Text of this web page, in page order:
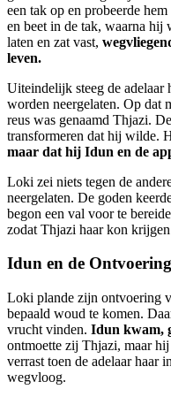
een tak op en probeerde
en beet in de tak, waarna
laten en zat vast,
leven.
Uiteindelijk steeg de adelaar
worden neergelaten. Op dat
reus was genaamd Thjazi.
transformeren dat hij wilde.
maar dat hij Idun en de
Loki zei niets tegen de
neergelaten. De goden
begon een val voor te
zodat Thjazi haar kon
Idun en de Ontvoering
Loki plande zijn ontvoering
bepaald woud te komen.
vrucht vinden. Idun kwam,
ontmoette zij Thjazi, maar
verrast toen de adelaar haar
wegvloog.